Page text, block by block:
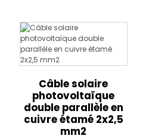
Câble solaire
photovoltaïque
double parallèle en
cuivre étamé 2x2,5
mm2